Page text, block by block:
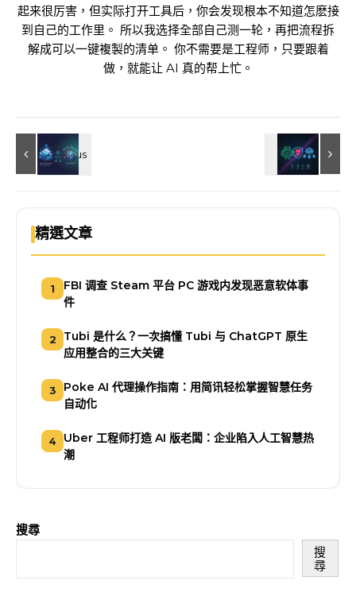
起来很厉害，但实际打开工具后，你会发现根本不知道怎麽接
到自己的工作里。 所以我选择全部自己测一轮，再把流程拆
解成可以一键複製的清单。 你不需要是工程师，只要跟着
做，就能让 AI 真的帮上忙。
精選文章
1
FBI 调查 Steam 平台 PC 游戏内发现恶意软体事
件
2
Tubi 是什么？一次搞懂 Tubi 与 ChatGPT 原生
应用整合的三大关键
3
Poke AI 代理操作指南：用简讯轻松掌握智慧任务
自动化
4
Uber 工程师打造 AI 版老闆：企业陷入人工智慧热
潮
搜尋
搜
尋